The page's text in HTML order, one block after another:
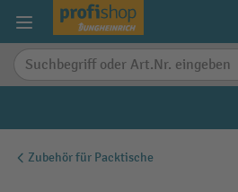
springen
Zubehör für Packtische